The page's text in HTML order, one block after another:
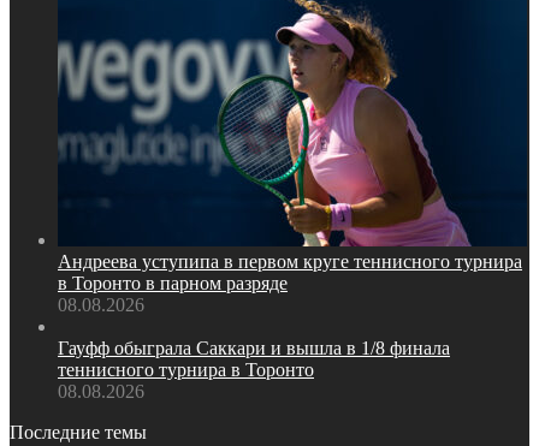
Андреева уступипа в первом круге теннисного турнира
в Торонто в парном разряде
08.08.2026
Гауфф обыграла Саккари и вышла в 1/8 финала
теннисного турнира в Торонто
08.08.2026
Последние темы